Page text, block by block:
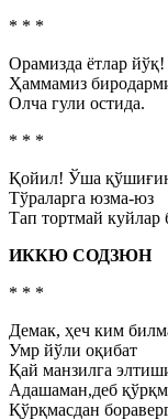
* * *
Орамизда ётлар йўқ!
Ҳаммамиз
Олча гули остида.
* * *
Қойил! Ўша
Тўраларга юзма-юз
Тап тортмай куйлар
ИККЮ СОДЗЮН
* * *
Демак, ҳеч ким
Умр йўли оқибат
Қай манзилга
Адашаман,деб
Қўрқмасдан